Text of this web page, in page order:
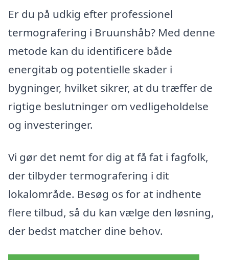
Er du på udkig efter professionel
termografering i Bruunshåb? Med denne
metode kan du identificere både
energitab og potentielle skader i
bygninger, hvilket sikrer, at du træffer de
rigtige beslutninger om vedligeholdelse
og investeringer.
Vi gør det nemt for dig at få fat i fagfolk,
der tilbyder termografering i dit
lokalområde. Besøg os for at indhente
flere tilbud, så du kan vælge den løsning,
der bedst matcher dine behov.